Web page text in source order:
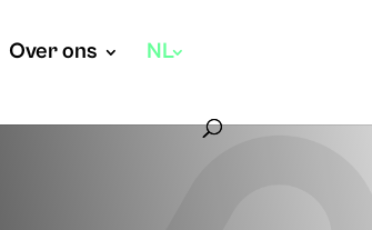
Over ons NL